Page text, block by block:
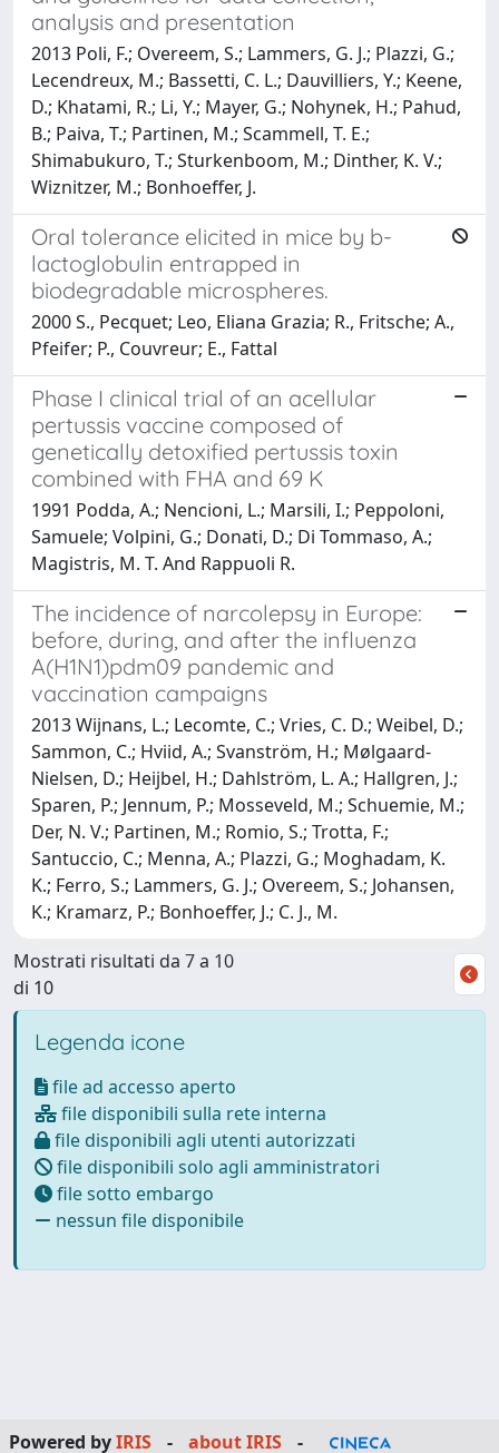
analysis and presentation
2013 Poli, F.; Overeem, S.; Lammers, G. J.; Plazzi, G.;
Lecendreux, M.; Bassetti, C. L.; Dauvilliers, Y.; Keene,
D.; Khatami, R.; Li, Y.; Mayer, G.; Nohynek, H.; Pahud,
B.; Paiva, T.; Partinen, M.; Scammell, T. E.;
Shimabukuro, T.; Sturkenboom, M.; Dinther, K. V.;
Wiznitzer, M.; Bonhoeffer, J.
Oral tolerance elicited in mice by b-
lactoglobulin entrapped in
biodegradable microspheres.
2000 S., Pecquet; Leo, Eliana Grazia; R., Fritsche; A.,
Pfeifer; P., Couvreur; E., Fattal
Phase I clinical trial of an acellular
pertussis vaccine composed of
genetically detoxified pertussis toxin
combined with FHA and 69 K
1991 Podda, A.; Nencioni, L.; Marsili, I.; Peppoloni,
Samuele; Volpini, G.; Donati, D.; Di Tommaso, A.;
Magistris, M. T. And Rappuoli R.
The incidence of narcolepsy in Europe:
before, during, and after the influenza
A(H1N1)pdm09 pandemic and
vaccination campaigns
2013 Wijnans, L.; Lecomte, C.; Vries, C. D.; Weibel, D.;
Sammon, C.; Hviid, A.; Svanström, H.; Mølgaard-
Nielsen, D.; Heijbel, H.; Dahlström, L. A.; Hallgren, J.;
Sparen, P.; Jennum, P.; Mosseveld, M.; Schuemie, M.;
Der, N. V.; Partinen, M.; Romio, S.; Trotta, F.;
Santuccio, C.; Menna, A.; Plazzi, G.; Moghadam, K.
K.; Ferro, S.; Lammers, G. J.; Overeem, S.; Johansen,
K.; Kramarz, P.; Bonhoeffer, J.; C. J., M.
Mostrati risultati da 7 a 10
di 10
Legenda icone
file ad accesso aperto
file disponibili sulla rete interna
file disponibili agli utenti autorizzati
file disponibili solo agli amministratori
file sotto embargo
nessun file disponibile
Powered byIRIS - about IRIS -